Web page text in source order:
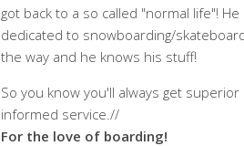
got back to a so called "normal life"! He
dedicated to snowboarding/
the way and he knows his stuff!
So you know you'll always get superior
informed service.//
For the love of boarding!